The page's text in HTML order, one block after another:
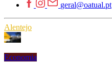
geral@oatual.pt
Alentejo
Economia